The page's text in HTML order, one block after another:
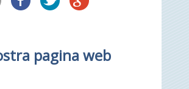
pagina web